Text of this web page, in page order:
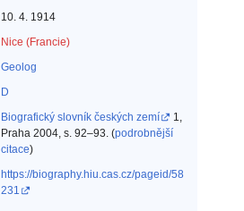
10. 4. 1914
Nice (Francie)
Geolog‎
D
Biografický slovník českých zemí
1,
Praha 2004, s. 92–93. (podrobnější
citace)
https://biography.hiu.cas.cz/pageid/58
231